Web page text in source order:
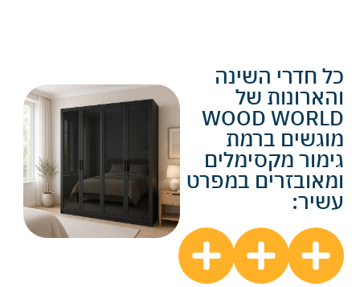
כל חדרי השינה
והארונות של
WOOD WORLD
מוגשים ברמת
גימור מקסימלים
ומאובזרים במפרט
עשיר: